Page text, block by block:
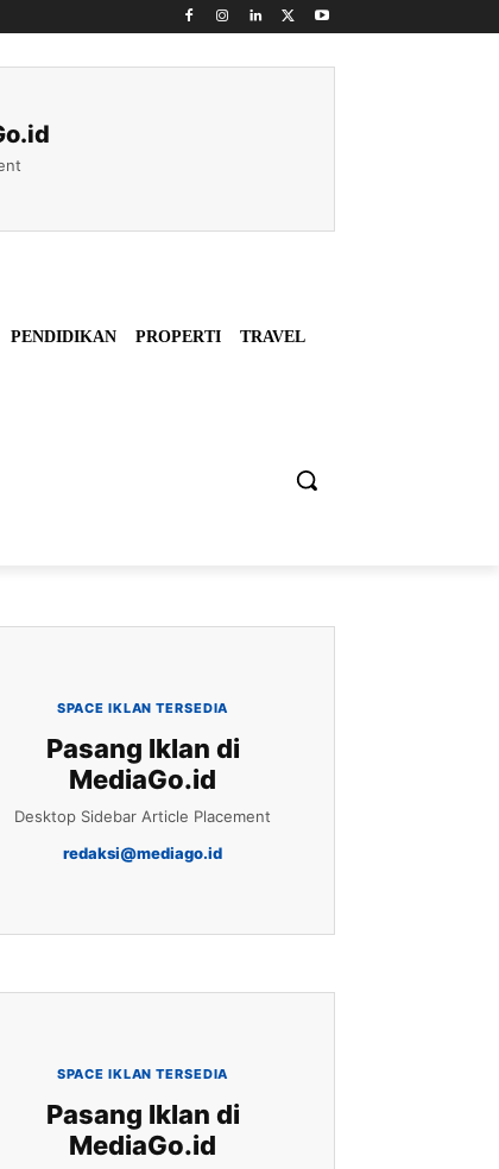
PENDIDIKAN PROPERTI TRAVEL
SPACE IKLAN TERSEDIA
Pasang Iklan di
MediaGo.id
Desktop Sidebar Article Placement
redaksi@mediago.id
SPACE IKLAN TERSEDIA
Pasang Iklan di
MediaGo.id